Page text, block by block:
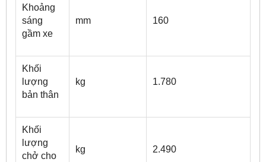
Khoảng
sáng
gầm xe
mm 160
Khối
lượng
bản thân
kg 1.780
Khối
lượng
chở cho
kg 2.490